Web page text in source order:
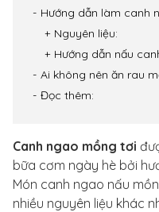
Hướng dẫn làm canh
Nguyên liệu:
Hướng dẫn nấu
Ai không nên ăn rau
Đọc thêm:
Canh ngao mồng tơi
bữa cơm ngày hè bởi
Món canh ngao nấu
nhiều nguyên liệu khác